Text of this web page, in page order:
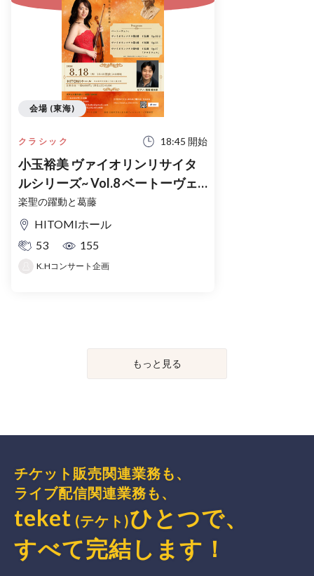
クラシック 18:45 開始
小玉裕美 ヴァイオリンリサイタ
ルシリーズ~ Vol.8 ベートーヴェ
ン Part2~
楽聖の躍動と葛藤
HITOMIホール
53
155
K.Hコンサート企画
会場 (東海)
もっと見る
チケット販売関連業務も、
ライブ配信関連業務も、
teket (テケト)ひとつで、
すべて完結 します ！